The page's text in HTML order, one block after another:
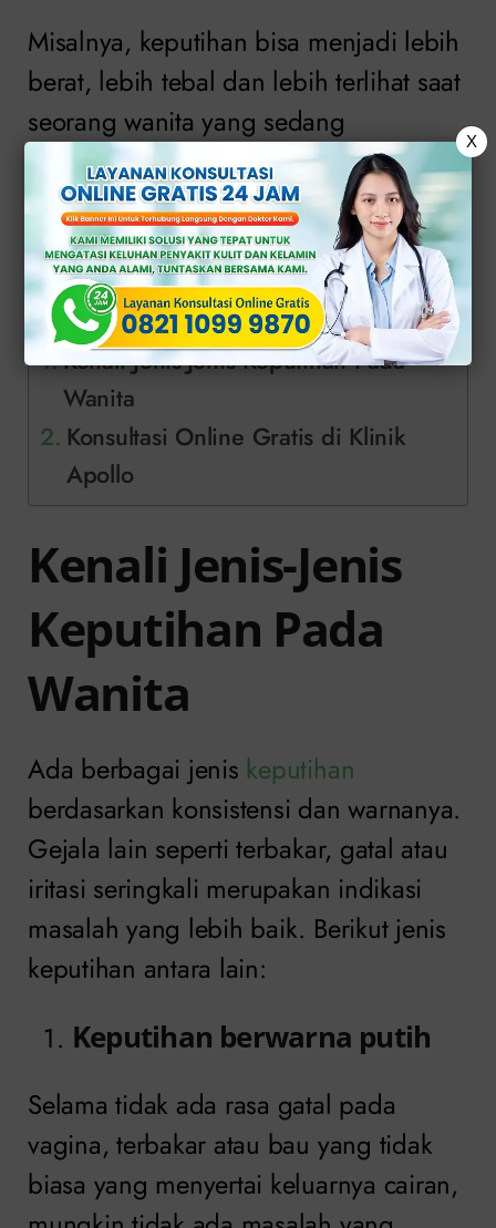
Misalnya, keputihan bisa menjadi lebih
berat, lebih tebal dan lebih terlihat saat
seorang wanita yang sedang
berovulasi. Jumlah keputihan juga
dapat berubah karena aktivitas seksual
dan penggunaan alat kontrasepsi.
Daftar Isi
Kenali Jenis-Jenis Keputihan Pada
Wanita
Konsultasi Online Gratis di Klinik
Apollo
Kenali Jenis-Jenis
Keputihan Pada
Wanita
Ada berbagai jenis keputihan
berdasarkan konsistensi dan warnanya.
Gejala lain seperti terbakar, gatal atau
iritasi seringkali merupakan indikasi
masalah yang lebih baik. Berikut jenis
keputihan antara lain:
Keputihan berwarna putih
Selama tidak ada rasa gatal pada
vagina, terbakar atau bau yang tidak
biasa yang menyertai keluarnya cairan,
X